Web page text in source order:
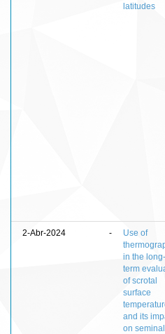
latitudes
2-Abr-2024 -
Use of
in the long-
term
of scrotal
surface
and its
on seminal